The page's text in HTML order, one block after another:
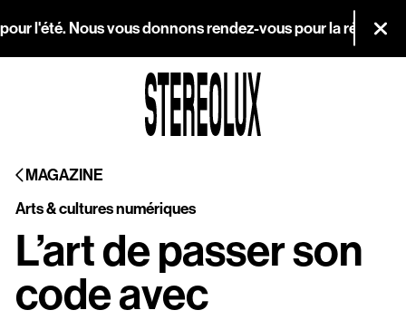
l'été. Nous vous donnons rendez-vous pour la
MAGAZINE
Arts & cultures numériques
L’art de passer son
code avec
Agenda
Magazine
Stereolux
Arts & cultures